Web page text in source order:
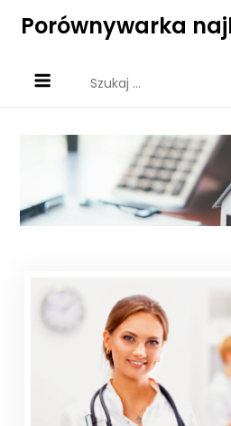
Porównywarka